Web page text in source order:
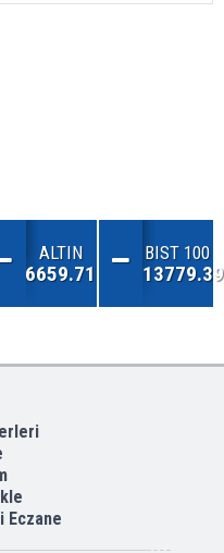
ALTIN
6659.71
BIST 100
13779.39
Eczane